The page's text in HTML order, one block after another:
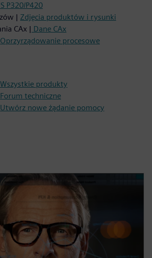
P320/P420
| Zdjęcia produktów i rysunki
CAx | Dane CAx
Oprzyrządowanie procesowe
Wszystkie produkty
Forum techniczne
Utwórz nowe żądanie pomocy